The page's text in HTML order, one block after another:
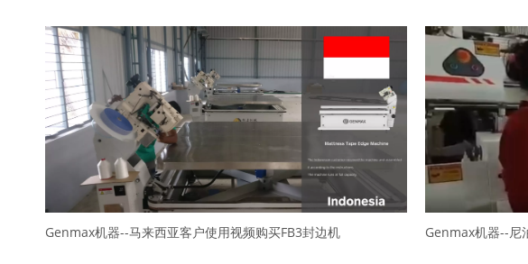
Genmax机器--马来西亚客户使用视频购买FB3封边机 Genmax机器--尼